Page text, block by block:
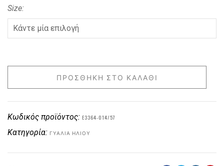
Size
ΠΡΟΣΘΉΚΗ ΣΤΟ ΚΑΛΆΘΙ
Κωδικός προϊόντος: E3364-014/57
Κατηγορία: ΓΥΑΛΙΆ ΗΛΊΟΥ